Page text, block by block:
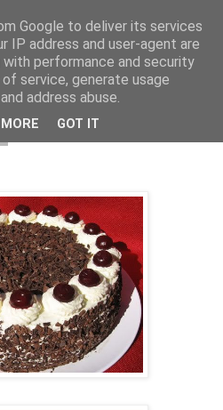
Google to deliver its services
IP address and user-agent are
performance and security
service, generate usage
address abuse.
GOT IT